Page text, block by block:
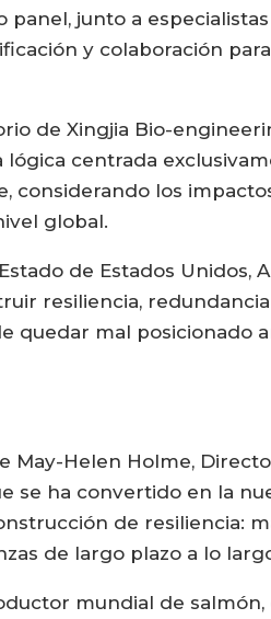
junto a
y colaboración
de Xingjia Bio-
centrada
considerando los
global.
de Estados Unidos,
resiliencia,
quedar mal posicionado
May-Helen Holme,
se ha convertido en la
de resiliencia:
de largo plazo a lo
mundial de